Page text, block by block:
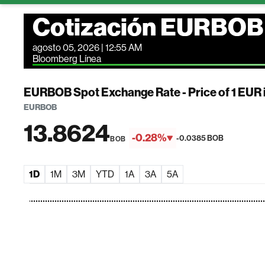
Cotización EURBOB
agosto 05, 2026 | 12:55 AM
Bloomberg Línea
EURBOB Spot Exchange Rate - Price of 1 EUR
EURBOB
13.8624BOB -0.28% -0.0385 BOB
1D 1M 3M YTD 1A 3A 5A